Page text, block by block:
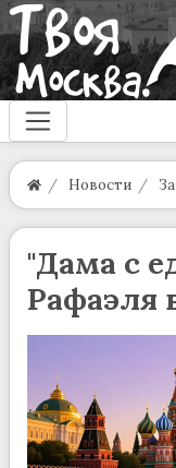
Новости
"Дама с
Рафаэля